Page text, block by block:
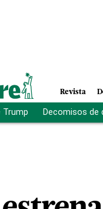
Revista
Trump Decomisos de